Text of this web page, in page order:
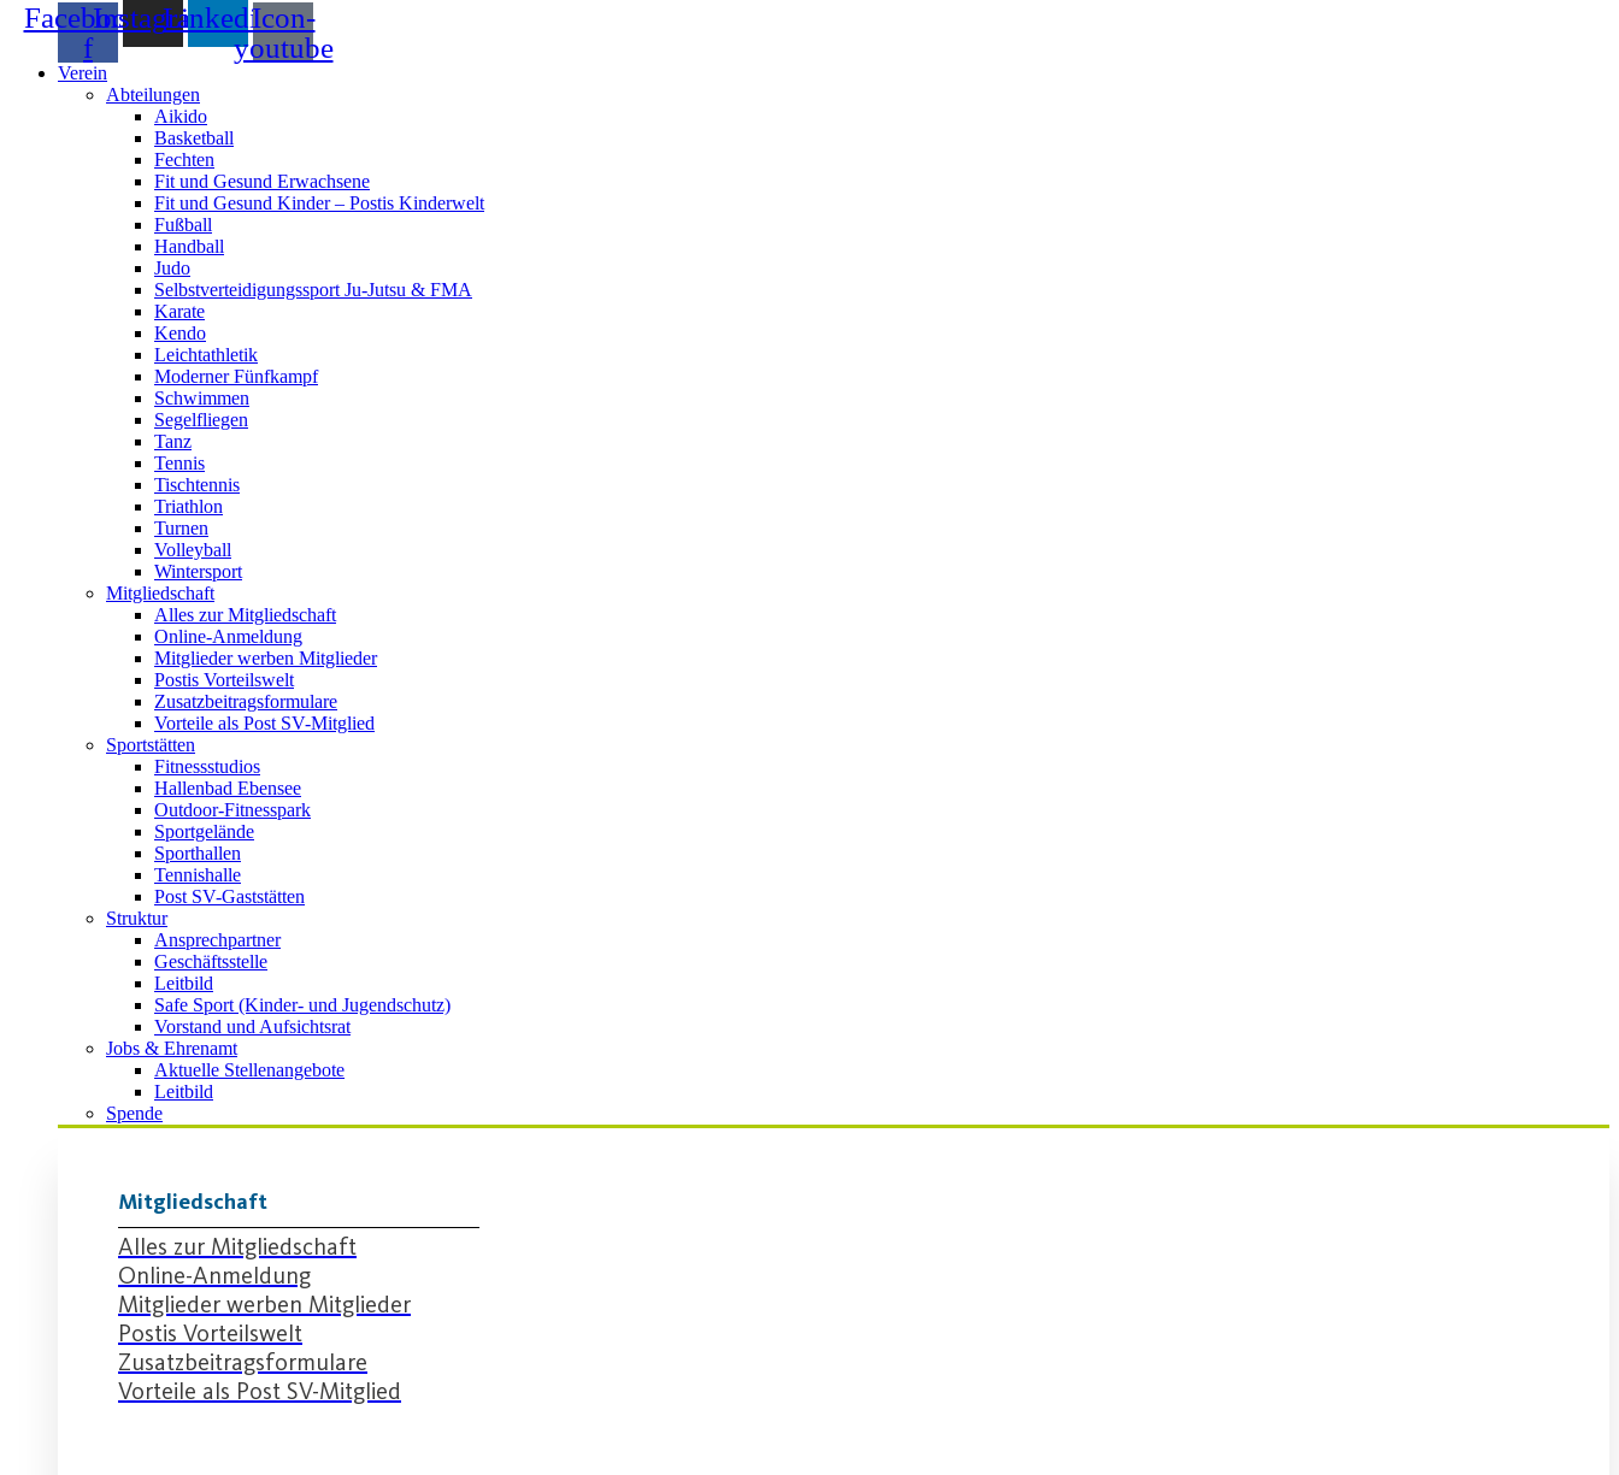
Facebook-
f
InstagramLinkedinIcon-
youtube
Verein
Abteilungen
Aikido
Basketball
Fechten
Fit und Gesund Erwachsene
Fit und Gesund Kinder – Postis Kinderwelt
Fußball
Handball
Judo
Selbstverteidigungssport Ju-Jutsu & FMA
Karate
Kendo
Leichtathletik
Moderner Fünfkampf
Schwimmen
Segelfliegen
Tanz
Tennis
Tischtennis
Triathlon
Turnen
Volleyball
Wintersport
Mitgliedschaft
Alles zur Mitgliedschaft
Online-Anmeldung
Mitglieder werben Mitglieder
Postis Vorteilswelt
Zusatzbeitragsformulare
Vorteile als Post SV-Mitglied
Sportstätten
Fitnessstudios
Hallenbad Ebensee
Outdoor-Fitnesspark
Sportgelände
Sporthallen
Tennishalle
Post SV-Gaststätten
Struktur
Ansprechpartner
Geschäftsstelle
Leitbild
Safe Sport (Kinder- und Jugendschutz)
Vorstand und Aufsichtsrat
Jobs & Ehrenamt
Aktuelle Stellenangebote
Leitbild
Spende
Mitgliedschaft
Alles zur Mitgliedschaft
Online-Anmeldung
Mitglieder werben Mitglieder
Postis Vorteilswelt
Zusatzbeitragsformulare
Vorteile als Post SV-Mitglied